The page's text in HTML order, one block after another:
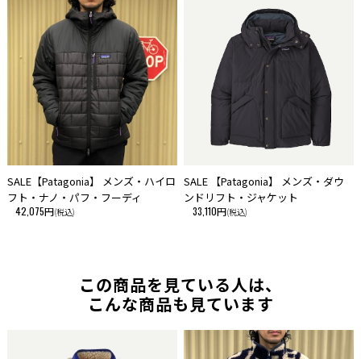
■注意事項
・ご使用の端末により、実物とは多少色合い等が異なって見える場合がご
ざいます。予めご了承下さい。
・当サイトに掲載している商品は、実店舗でも同時に販売しております。
サイトよりご注文を頂いた時点で、まれに実店舗にて完売し欠品の場合が
ございます。 今後の入荷予定を確認して入荷が困難な場合は、誠に勝手
ながらご注文をキャンセルとさせて頂きます。 在庫管理は、できる限り
リアルタイムな更新を心がけておりますが、万一欠品の際はご了承下さ
い。
SALE【Patagonia】 メンズ・ハイロ
フト・ナノ・パフ・フーディ
42,075円(税込)
SALE 【Patagonia】 メンズ・ダウ
ンドリフト・ジャケット
33,110円(税込)
この商品を見ている人は、
こんな商品も見ています